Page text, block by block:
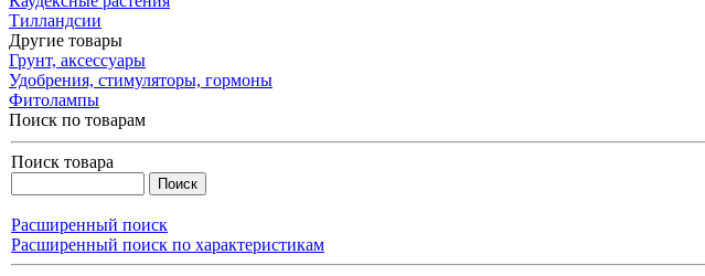
Тилландсии
Другие товары
Грунт, аксессуары
Удобрения, стимуляторы, гормоны
Фитолампы
Поиск по товарам
Поиск товара
Расширенный поиск
Расширенный поиск по характеристикам